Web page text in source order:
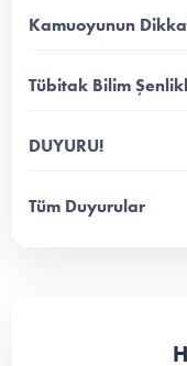
Kamuoyunun
Tübitak Bilim
DUYURU!
Tüm Duyurular